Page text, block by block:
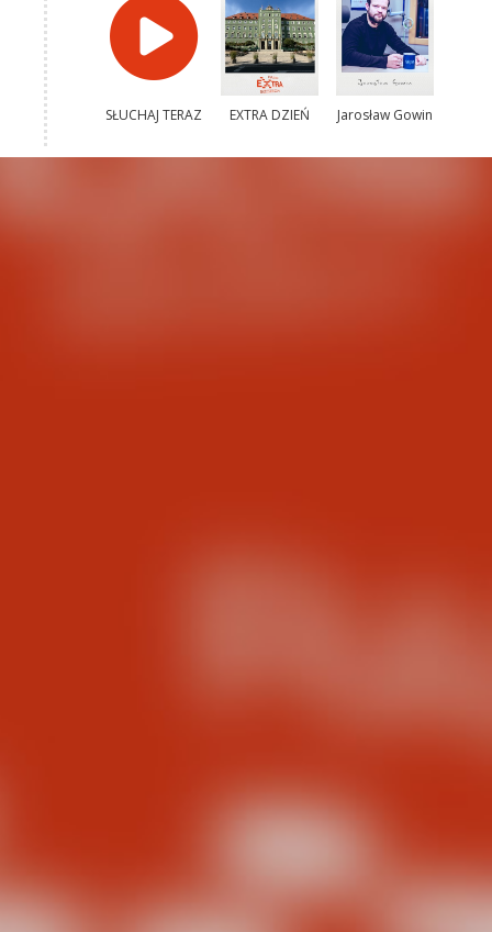
SŁUCHAJ TERAZ EXTRA DZIEŃ Jarosław Gowin